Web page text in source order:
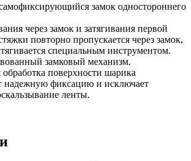
замок одностороннего
через замок и затягивания первой
повторно пропускается через замок,
специальным инструментом.
замковый механизм.
поверхности шарика
надежную фиксацию и исключает
ленты.